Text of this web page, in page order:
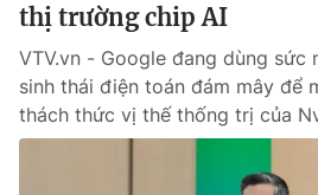
Phó Tổng Biên tập:Nguyễn Thị Mỹ
Tổng đài VTV:024.38 355 931 -
Ðiện thoại Thời báo VTV:024.66 897
Email:toasoan@vtv.vn
024-7300.7108
thị trường chip AI
VTV.vn - Google đang dùng sức
sinh thái điện toán đám mây để
thách thức vị thế thống trị của